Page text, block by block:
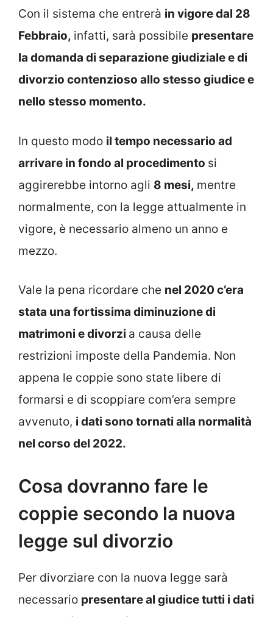
Con il sistema che entrerà in vigore dal 28
Febbraio, infatti, sarà possibile presentare
la domanda di separazione giudiziale e di
divorzio contenzioso allo stesso giudice e
nello stesso momento.
In questo modo il tempo necessario ad
arrivare in fondo al procedimento si
aggirerebbe intorno agli 8 mesi, mentre
normalmente, con la legge attualmente in
vigore, è necessario almeno un anno e
mezzo.
Vale la pena ricordare che nel 2020 c’era
stata una fortissima diminuzione di
matrimoni e divorzi a causa delle
restrizioni imposte della Pandemia. Non
appena le coppie sono state libere di
formarsi e di scoppiare com’era sempre
avvenuto, i dati sono tornati alla normalità
nel corso del 2022.
Cosa dovranno fare le
coppie secondo la nuova
legge sul divorzio
Per divorziare con la nuova legge sarà
necessario presentare al giudice tutti i dati